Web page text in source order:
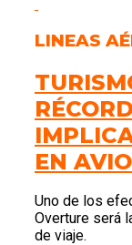
LINEAS
EN
Uno de los
Overture será
de viaje.